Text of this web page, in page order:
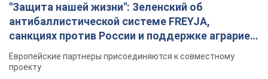
"Защита нашей жизни": Зеленский об
антибаллистической системе FREYJA,
санкциях против России и поддержке аграриев.
Видео
Европейские партнеры присоединяются к совместному
проекту